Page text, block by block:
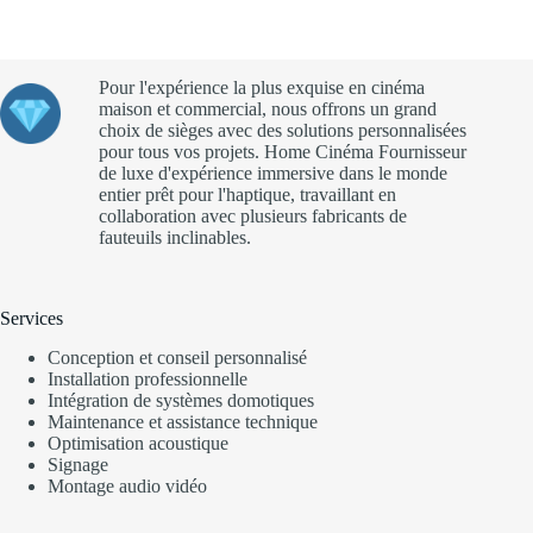
Pour l'expérience la plus exquise en cinéma
maison et commercial, nous offrons un grand
choix de sièges avec des solutions personnalisées
pour tous vos projets. Home Cinéma Fournisseur
de luxe d'expérience immersive dans le monde
entier prêt pour l'haptique, travaillant en
collaboration avec plusieurs fabricants de
fauteuils inclinables.
Services
Conception et conseil personnalisé
Installation professionnelle
Intégration de systèmes domotiques
Maintenance et assistance technique
Optimisation acoustique
Signage
Montage audio vidéo